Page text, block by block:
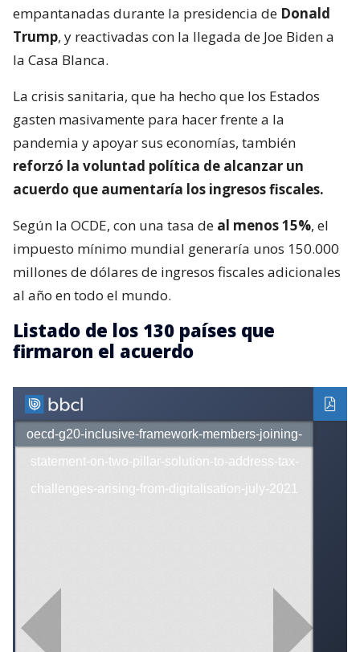
empantanadas durante la presidencia de Donald
Trump, y reactivadas con la llegada de Joe Biden a
la Casa Blanca.
La crisis sanitaria, que ha hecho que los Estados
gasten masivamente para hacer frente a la
pandemia y apoyar sus economías, también
reforzó la voluntad política de alcanzar un
acuerdo que aumentaría los ingresos fiscales.
Según la OCDE, con una tasa de al menos 15%, el
impuesto mínimo mundial generaría unos 150.000
millones de dólares de ingresos fiscales adicionales
al año en todo el mundo.
Listado de los 130 países que
firmaron el acuerdo